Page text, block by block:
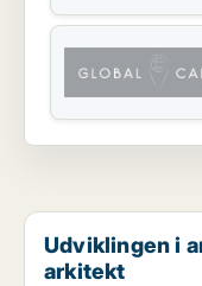
Udviklingen i
arkitekt